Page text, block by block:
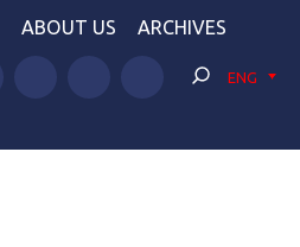
ABOUT US ARCHIVES
ENG